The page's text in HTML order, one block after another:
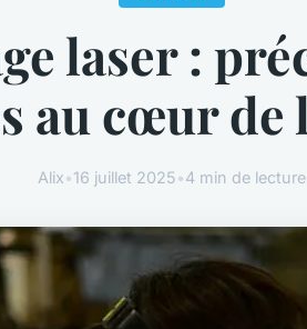
laser :
au cœur
Alix•16 juillet 2025•4 min de lecture